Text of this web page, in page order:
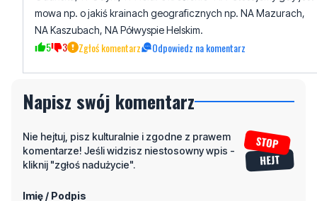
Napisz swój komentarz
komentarze! Jeśli widzisz niestosowny wpis -
kliknij "zgłoś nadużycie".
Imię / Podpis
Odpowiedz